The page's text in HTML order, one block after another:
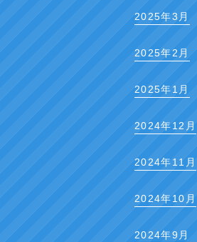
2025年3月
2025年2月
2025年1月
2024年12月
2024年11月
2024年10月
2024年9月